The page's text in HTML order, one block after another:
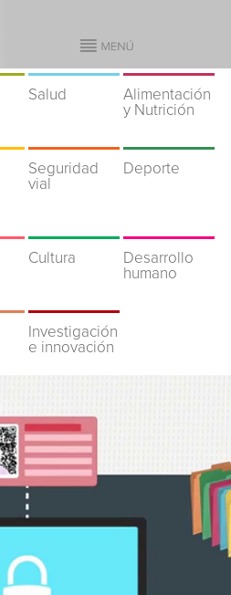
Salud
Alimentación
y Nutrición
Seguridad
vial
Deporte
Cultura
Desarrollo
humano
Investigación
e innovación